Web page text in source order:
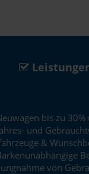
bis zu 30%
und
&
von